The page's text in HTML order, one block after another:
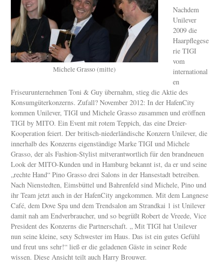
Michele Grasso (mitte)
Nachdem
Unilever
2009 die
Haarpflegese
rie TIGI
vom
international
en
Friseurunternehmen Toni & Guy übernahm, stieg die Aktie des
Konsumgüterkonzerns. Zufall? November 2012: In der HafenCity
kommen Unilever, TIGI und Michele Grasso zusammen und eröffnen
TIGI by MITO. Ein Event mit rotem Teppich, das eine Dreier-
Kooperation feiert. Der britisch-niederländische Konzern Unilever, die
innerhalb des Konzerns eigenständige Marke TIGI und Michele
Grasso, der als Fashion-Stylist mitverantwortlich für den brandneuen
Look der MITO-Kunden und in Hamburg bekannt ist, da er und seine
„rechte Hand“ Pino Grasso drei Salons in der Hansestadt betreiben.
Nach Nienstedten, Eimsbüttel und Bahrenfeld sind Michele, Pino und
ihr Team jetzt auch in der HafenCity angekommen. Mit dem Langnese
Café, dem Dove Spa und dem Trendsalon am Strandkai 1 ist Unilever
damit nah am Endverbraucher, und so begrüßt Robert de Vreede, Vice
President des Konzerns die Partnerschaft. „ Mit TIGI hat Unilever
nun seine kleine, sexy Schwester im Haus. Das ist ein gutes Gefühl
und freut uns sehr!“ ließ er die geladenen Gäste in seiner Rede
wissen. Diese Ansicht teilt auch Harry Brouwer.